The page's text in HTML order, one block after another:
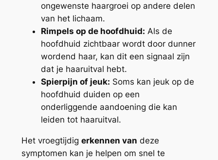
ongewenste haargroei op andere delen
van het lichaam.
Rimpels op de hoofdhuid: Als de
hoofdhuid zichtbaar wordt door dunner
wordend haar, kan dit een signaal zijn
dat je haaruitval hebt.
Spierpijn of jeuk: Soms kan jeuk op de
hoofdhuid duiden op een
onderliggende aandoening die kan
leiden tot haaruitval.
Het vroegtijdig erkennen van deze
symptomen kan je helpen om snel te